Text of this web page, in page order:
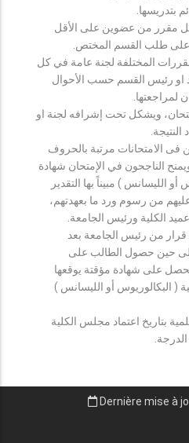
بتدريسها.
مقرر من عضوين على الأقل
على طلب القسم المختص.
المختلفة لجنة عامة في كل
او رئيس القسم حسب الأحوال
لمراجعتها.
ويشكل تحت إشرافه لجنة او
فى الامتحانات مرتبة بالحروف
الناجحون في الإمتحان شهادة
الليسانس ) مبيناً بها التقدير
عليهم من رسوم ورد ما بعهدتهم،
الكلية ورئيس الجامعة.
قرار من رئيس الجامعة بعد
حين حصول الطالب على
على شهادة مؤقتة يوقعها
( البكالوريوس أو الليسانس )
بتاريخ اعتماد مجلس الكلية
Dernière mise à